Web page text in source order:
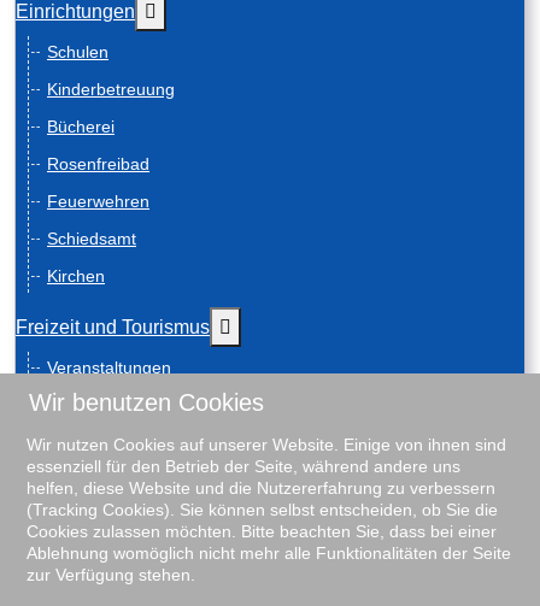
Einrichtungen
Schulen
Kinderbetreuung
Bücherei
Rosenfreibad
Feuerwehren
Schiedsamt
Kirchen
Freizeit und Tourismus
Veranstaltungen
Anreise
Geschichte
Schiebenscheeten
Gästeführungen
Unterkunftsverzeichnis
Wir benutzen Cookies
Wir nutzen Cookies auf unserer Website. Einige von ihnen sind
essenziell für den Betrieb der Seite, während andere uns
helfen, diese Website und die Nutzererfahrung zu verbessern
(Tracking Cookies). Sie können selbst entscheiden, ob Sie die
Cookies zulassen möchten. Bitte beachten Sie, dass bei einer
Ablehnung womöglich nicht mehr alle Funktionalitäten der Seite
zur Verfügung stehen.